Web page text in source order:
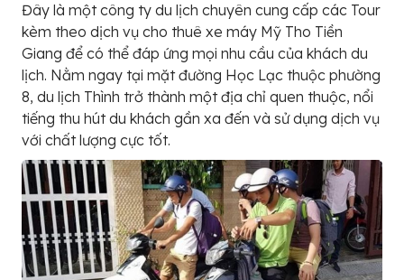
Đây là một công ty du lịch chuyên cung cấp các Tour
kèm theo dịch vụ cho thuê xe máy Mỹ Tho Tiền
Giang để có thể đáp ứng mọi nhu cầu của khách du
lịch. Nằm ngay tại mặt đường Học Lạc thuộc phường
8, du lịch Thình trở thành một địa chỉ quen thuộc, nổi
tiếng thu hút du khách gần xa đến và sử dụng dịch vụ
với chất lượng cực tốt.